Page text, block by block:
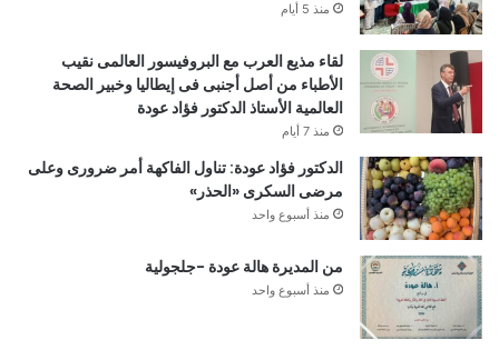
منذ 5 أيام
لقاء مذيع العرب مع البروفيسور العالمى نقيب
الأطباء من أصل أجنبى فى إيطاليا وخبير الصحة
العالمية الأستاذ الدكتور فؤاد عودة
منذ 7 أيام
الدكتور فؤاد عودة: تناول الفاكهة أمر ضرورى وعلى
مرضى السكرى «الحذر»
منذ أسبوع واحد
من المديرة هالة عودة -جلجولية
منذ أسبوع واحد